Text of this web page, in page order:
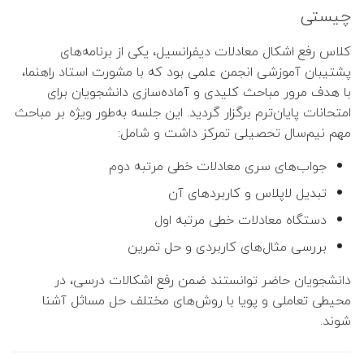
👤 حمیدرضا سلیمی مقدم
👤 ایرج کاظمی
👤 نصرا ایران پناه
👤 مجید اسدی
👤 محمد محمدی
👤 مهدی توانگر
چیستی
کلاس رفع اشکال معادلات دیفرانسیل، یکی از برنامه‌های
پشتیبان آموزشی انجمن علمی بود که با مشورت استاد راهنما،
با هدف مرور مباحث کلیدی و آماده‌سازی دانشجویان برای
امتحانات پایان‌ترم برگزار گردید. این جلسه به‌طور ویژه بر مباحث
مهم نیم‌سال تحصیلی تمرکز داشت و شامل:
جواب‌های سری معادلات خطی مرتبه دوم
تبدیل لاپلاس و کاربردهای آن
دستگاه معادلات خطی مرتبه اول
بررسی مثال‌های کاربردی و حل تمرین
دانشجویان حاضر توانستند ضمن رفع اشکالات درسی، در
محیطی تعاملی و پویا با روش‌های مختلف حل مساثل آشنا
شوند.